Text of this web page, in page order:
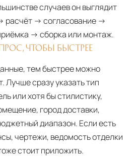
случаев он выглядит
расчёт → согласование →
→ сборка или монтаж.
ЧТОБЫ БЫСТРЕЕ
тем быстрее можно
Лучше сразу указать тип
или хотя бы стилистику,
город доставки,
диапазон. Если есть
чертежи, ведомость отделки
стоит приложить.